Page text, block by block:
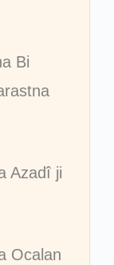
Bi
Azadî ji
Ocalan